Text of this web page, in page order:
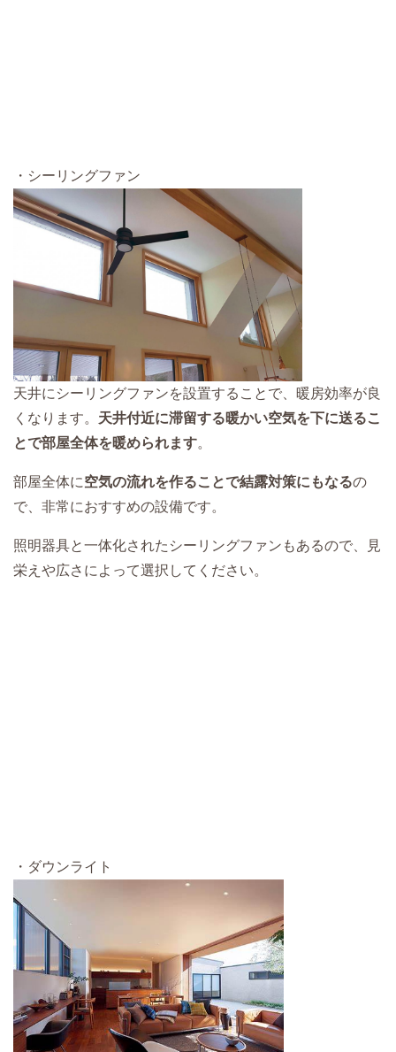
・シーリングファン
天井にシーリングファンを設置することで、暖房効率が良
くなります。 天井付近に滞留する暖かい空気を下に送るこ
とで部屋全体を暖められます。
部屋全体に空気の流れを作ることで結露対策にもなるの
で、非常におすすめの設備です。
照明器具と一体化されたシーリングファンもあるので、見
栄えや広さによって選択してください。
・ダウンライト